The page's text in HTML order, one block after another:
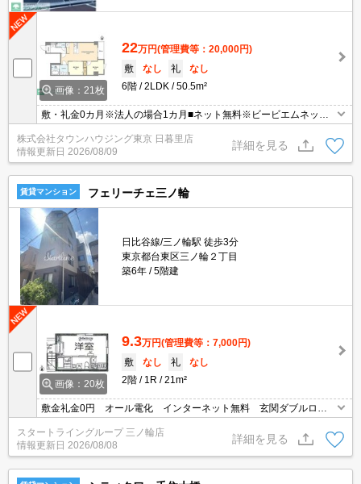
画像：21枚
22万円(管理費等：20,000円)
敷
なし 礼
なし
6階
2LDK 50.5m²
敷・礼金0カ月※法人の場合1カ月■ネット無料※ビービエムネット
に限る
株式会社タウンハウジング東京 日暮里店
情報更新日 2026/08/09
詳細を見る
賃貸マンション フェリーチェ三ノ輪
日比谷線/三ノ輪駅 徒歩3分
東京都台東区三ノ輪２丁目
築6年
5階建
画像：20枚
9.3万円(管理費等：7,000円)
敷
なし 礼
なし
2階
1R 21m²
敷金礼金0円 オール電化 インターネット無料 玄関ダブルロッ
ク 宅配BOX システムキッチン
スタートライングループ 三ノ輪店
情報更新日 2026/08/08
詳細を見る